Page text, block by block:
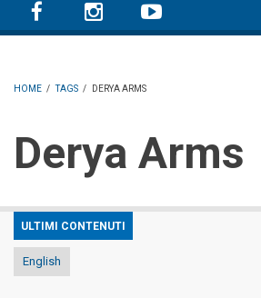
HOME / TAGS / DERYA ARMS
Derya Arms
ULTIMI CONTENUTI
English